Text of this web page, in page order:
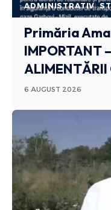
ADMINISTRATIV
Primăria
IMPORTANT
ALIMENTĂRII
6 AUGUST 2026